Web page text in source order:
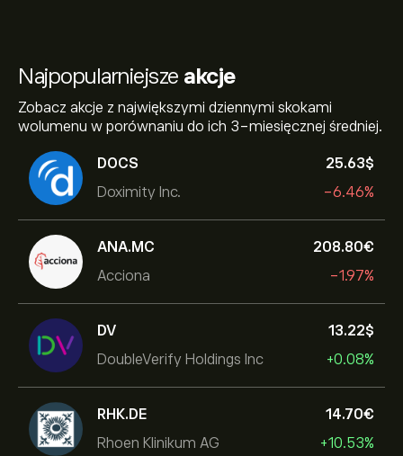
Najpopularniejsze akcje
Zobacz akcje z największymi dziennymi skokami
wolumenu w porównaniu do ich 3-miesięcznej średniej.
DOCS
Doximity Inc.
25.63‎$‎
-6.46%
ANA.MC
Acciona
208.80‎€‎
-1.97%
DV
DoubleVerify Holdings Inc
13.22‎$‎
+0.08%
RHK.DE
Rhoen Klinikum AG
14.70‎€‎
+10.53%